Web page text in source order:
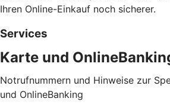
Ihren Online-Einkauf noch sicherer.
Services
Karte und
Notrufnummern und Hinweise zur
und OnlineBanking